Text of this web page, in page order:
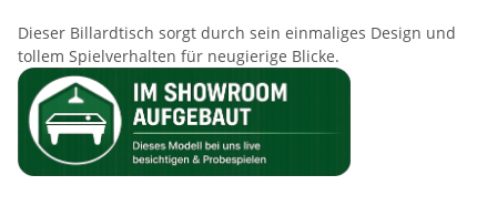
Dieser Billardtisch sorgt durch sein einmaliges Design und
tollem Spielverhalten für neugierige Blicke.